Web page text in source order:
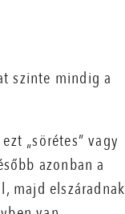
szinte mindig a
„sörétes” vagy
azonban a
majd elszáradnak